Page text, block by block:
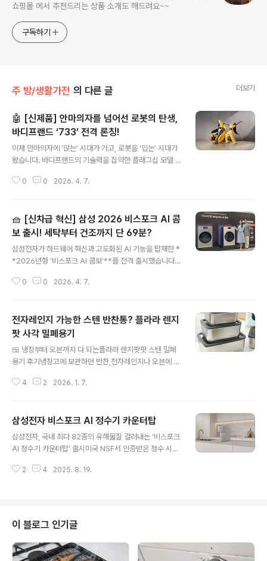
쇼핑몰 에서 추천드리는 상품 소개도 해드려요~~
구독하기
주 방/생활가전 의 다른 글 더보기
🤖 [신제품] 안마의자를 넘어선 로봇의 탄생,
바디프랜드 ‘733’ 전격 론칭!
이제 안마의자에 ‘앉는’ 시대가 가고, 로봇을 ‘입는’ 시대가
왔습니다. 바디프랜드의 기술력을 집약한 플래그십 모델 *
원을 완전히 바꿨습니다.1. 🦾 2세대 로보틱스: 전신을 움
혁신: 좌우 다리 독립 구동은 기본, 발목 상하 회동과 고관
절 상승 구조가 추가되어 하체 스트레칭 범위가 비약적으
로 넓어졌습니다.상체 진화: 팔 마사지부의 상하 회동과 에
어백 슬라이딩 기술로 어깨와 팔을 자유자재로 움직이며
깊이 있는 자극을 전달합니다.2. 🚶‍♂️ 최초의 ‘스탠딩 설계’:
승하차까지 도와주는 배려움직임이 불편한 분들을 위해 업
0 0 2026. 4. 7.
🧺 [신차급 혁신] 삼성 2026 비스포크 AI 콤
보 출시! 세탁부터 건조까지 단 69분?
삼성전자가 하드웨어 혁신과 고도화된 AI 기능을 탑재한 *
*2026년형 ‘비스포크 AI 콤보’**를 전격 출시했습니다.
엇이 얼마나 더 좋아졌는지 핵심만 정리해 드립니다!1. ⚡
최대 용량: 세탁 25kg, 건조 20kg으로 이불 빨래도 거뜬
합니다.부스터 열교환기 추가: 메인 열교환기에 부스터를
더해 건조 용량을 전작 대비 2kg 더 키웠습니다.프리히트
(Pre-heat) 건조: 탈수 단계부터 미리 온도를 높여, 세탁
부터 건조까지 단 69분 만에 끝냅니다. (2024년 모델 대
비 30분 단축!)2. 🧠 더 똑똑해진 ‘생성형 AI’ 빅스..
0 0 2026. 4. 7.
전자레인지 가능한 스텐 반찬통? 플라라 렌지
팟 사각 밀폐용기
🍱 냉장부터 오븐까지 다 되는플라라 렌지팟팟 스텐 밀폐
용기 후기냉장고에 보관하던 반찬,전자레인지나 오븐에 옮
요?오늘 소개할 제품은냉장 → 전자레인지 → 오븐까지 한
속 용기는 전자레인지 사용 금지가 상식인데요 —렌지팟팟
은 예외!전자파가 안전하게 분산되도록 설계된특수 구조 +
SUS304 스테인리스 소재로 제작되어전자레인지, 오븐까
까요?✔ -20℃ ~ 200℃까지 견디는 내열성→ 냉동실부
4 2 2026. 1. 7.
삼성전자 비스포크 AI 정수기 카운터탑
삼성전자, 국내 최다 82종의 유해물질 걸러내는 ‘비스포크
AI 정수기 카운터탑’ 출시미국 NSF서 인증받은 정수 시스
틴 등 82종 유해물질 제거… 국내 최다 수준부식에 강한 스
두루 갖춰40~90℃까지 5℃ 단위로 온도 설정, 10㎖ 단
위로 정확한 출수량 제어음성으로 냉수·정수 모드 설정, 필
터 교체시기 확인까지 가능삼성전자가 국내 업계 최다 82
종의 유해물질을 걸러내는 ‘비스포크 AI 정수기 카운터탑’
2 4 2025. 8. 19.
이 블로그 인기글